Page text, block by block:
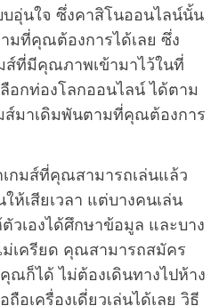
อุ่นใจ ซึ่งคาสิโนออนไลน์นั้น
มที่คุณต้องการได้เลย ซึ่ง
ส์ที่มีคุณภาพเข้ามาไว้ในที่
อกท่องโลกออนไลน์ ได้ตาม
ส์มาเดิมพันตามที่คุณต้องการ
เกมส์ที่คุณสามารถเล่นแล้ว
ห้เสียเวลา แต่บางคนเล่น
ตัวเองได้ศึกษาข้อมูล และบาง
ม่เครียด คุณสามารถสมัคร
ณก็ได้ ไม่ต้องเดินทางไปห้าง
อเครื่องเดี่ยวเล่นได้เลย วิธี